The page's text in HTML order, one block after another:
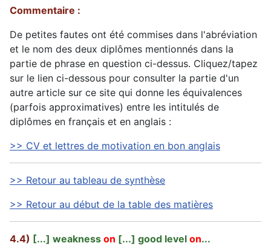
Commentaire :
De petites fautes ont été commises dans l'abréviation
et le nom des deux diplômes mentionnés dans la
partie de phrase en question ci-dessus. Cliquez/tapez
sur le lien ci-dessous pour consulter la partie d'un
autre article sur ce site qui donne les équivalences
(parfois approximatives) entre les intitulés de
diplômes en français et en anglais :
>> CV et lettres de motivation en bon anglais
>> Retour au tableau de synthèse
>> Retour au début de la table des matières
4.4) [...] weakness on [...] good level on...